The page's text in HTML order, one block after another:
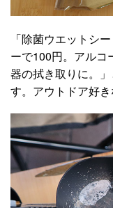
「除菌ウエットシ
ーで100円。アルコ
器の拭き取りに。
す。アウトドア好